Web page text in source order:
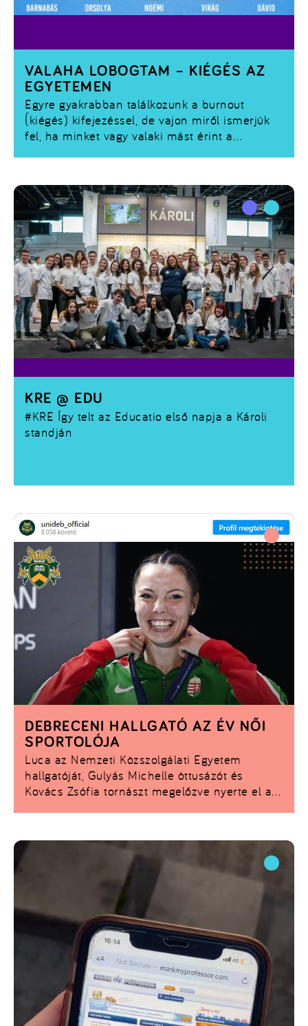
Egyre gyakrabban találkozunk a burnout
(kiégés) kifejezéssel, de vajon miről ismerjük
fel, ha minket vagy valaki mást érint a
kimerültség állhat a háttérben? Létezik rá
megoldás egyéni és/vagy intézményi szinten?
VALAHA LOBOGTAM – KIÉGÉS AZ
EGYETEMEN
#KRE Így telt az Educatio első napja a Károli
standján
KRE @ EDU
Luca az Nemzeti Közszolgálati Egyetem
hallgatóját, Gulyás Michelle öttusázót és
Kovács Zsófia tornászt megelőzve nyerte el a
DEBRECENI HALLGATÓ AZ ÉV NŐI
SPORTOLÓJA